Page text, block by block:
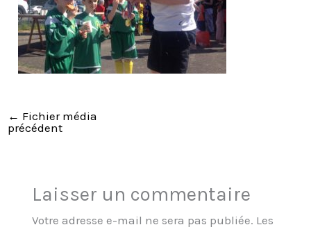
← Fichier média
précédent
Laisser un commentaire
Votre adresse e-mail ne sera pas publiée. Les